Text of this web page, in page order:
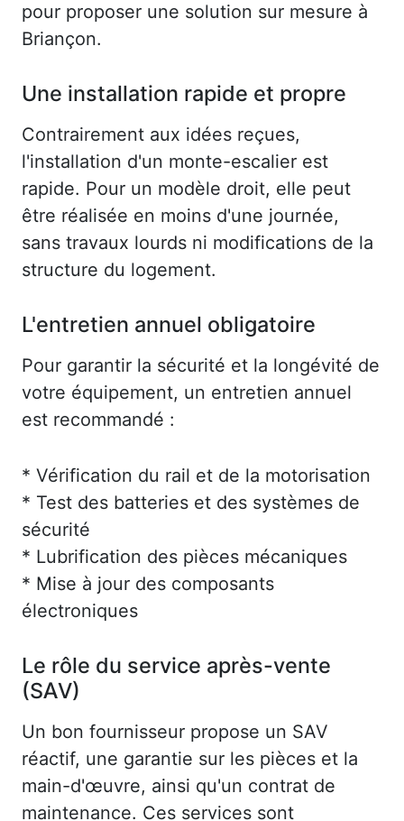
pour proposer une solution sur mesure à
Briançon.
Une installation rapide et propre
Contrairement aux idées reçues,
l'installation d'un monte-escalier est
rapide. Pour un modèle droit, elle peut
être réalisée en moins d'une journée,
sans travaux lourds ni modifications de la
structure du logement.
L'entretien annuel obligatoire
Pour garantir la sécurité et la longévité de
votre équipement, un entretien annuel
est recommandé :
* Vérification du rail et de la motorisation
* Test des batteries et des systèmes de
sécurité
* Lubrification des pièces mécaniques
* Mise à jour des composants
électroniques
Le rôle du service après-vente
(SAV)
Un bon fournisseur propose un SAV
réactif, une garantie sur les pièces et la
main-d'œuvre, ainsi qu'un contrat de
maintenance. Ces services sont